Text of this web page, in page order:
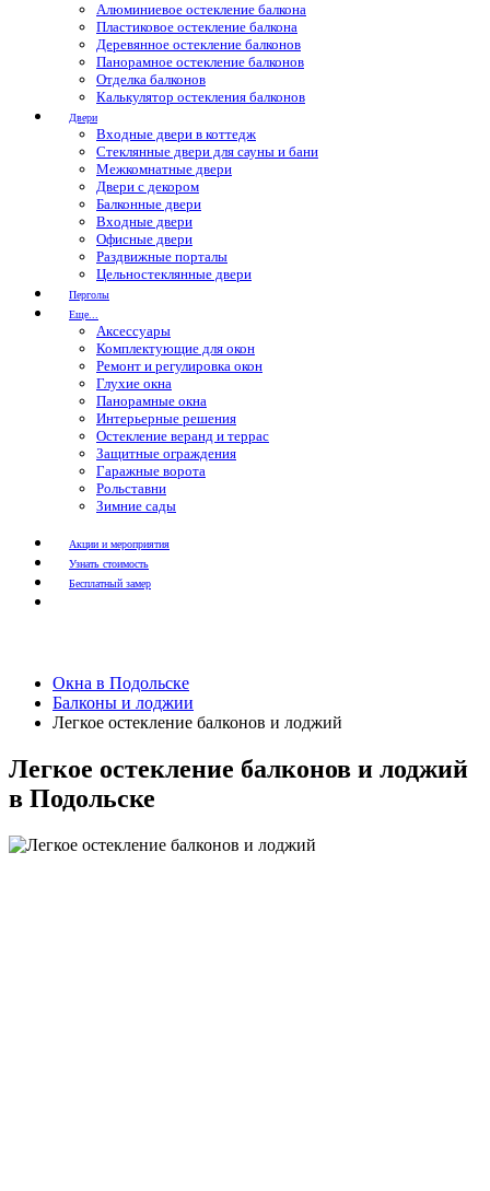
Алюминиевое остекление балкона
Пластиковое остекление балкона
Деревянное остекление балконов
Панорамное остекление балконов
Отделка балконов
Калькулятор остекления балконов
Двери
Входные двери в коттедж
Стеклянные двери для сауны и бани
Межкомнатные двери
Двери с декором
Балконные двери
Входные двери
Офисные двери
Раздвижные порталы
Цельностеклянные двери
Перголы
Еще...
Аксессуары
Комплектующие для окон
Ремонт и регулировка окон
Глухие окна
Панорамные окна
Интерьерные решения
Остекление веранд и террас
Защитные ограждения
Гаражные ворота
Рольставни
Зимние сады
Акции и мероприятия
Узнать стоимость
Бесплатный замер
Окна в Подольске
Балконы и лоджии
Легкое остекление балконов и лоджий
Легкое остекление балконов и лоджий
в Подольске